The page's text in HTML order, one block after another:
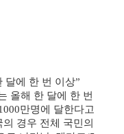
달에 한 번 이상”
올해 한 달에 한 번
만명에 달한다고
의 경우 전체 국민의